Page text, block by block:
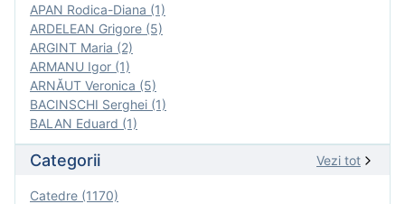
APAN Rodica-Diana (1)
ARDELEAN Grigore (5)
ARGINT Maria (2)
ARMANU Igor (1)
ARNĂUT Veronica (5)
BACINSCHI Serghei (1)
BALAN Eduard (1)
Categorii Vezi tot
Catedre (1170)